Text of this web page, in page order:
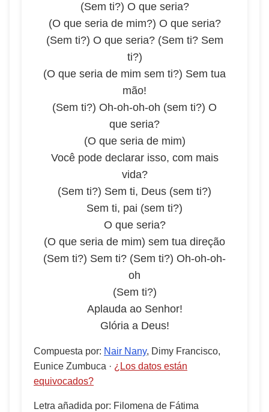
(Sem ti?) O que seria?
(O que seria de mim?) O que seria?
(Sem ti?) O que seria? (Sem ti? Sem
ti?)
(O que seria de mim sem ti?) Sem tua
mão!
(Sem ti?) Oh-oh-oh-oh (sem ti?) O
que seria?
(O que seria de mim)
Você pode declarar isso, com mais
vida?
(Sem ti?) Sem ti, Deus (sem ti?)
Sem ti, pai (sem ti?)
O que seria?
(O que seria de mim) sem tua direção
(Sem ti?) Sem ti? (Sem ti?) Oh-oh-oh-
oh
(Sem ti?)
Aplauda ao Senhor!
Glória a Deus!
Compuesta por: Nair Nany, Dimy Francisco,
Eunice Zumbuca · ¿Los datos están
equivocados?
Letra añadida por: Filomena de Fátima